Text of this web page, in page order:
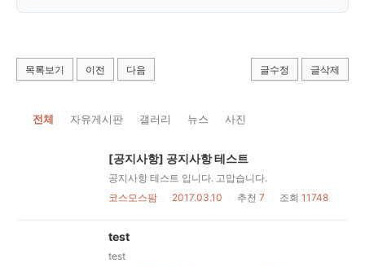
목록보기 이전 다음 글수정 글삭제
전체 자유게시판 갤러리 뉴스 사진
[공지사항] 공지사항 테스트
공지사항 테스트 입니다. 고맙습니다.
코스모스팜
2017.03.10 추천 7 조회 11748
test
test